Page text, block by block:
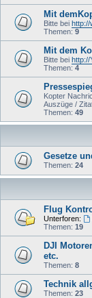
Mit
Bitte bei http://
Themen: 9
Mit dem
Bitte bei http://
Themen: 4
Kopter
Auszüge /
Themen: 49
Gesetze
Themen: 24
Flug
Unterforen:
Themen: 19
DJI
etc.
Themen: 8
Technik
Themen: 23